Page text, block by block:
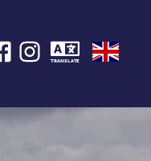
TRANSLATE